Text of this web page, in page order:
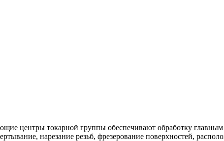
центры токарной группы обеспечивают обработку
нарезание резьб, фрезерование поверхностей,